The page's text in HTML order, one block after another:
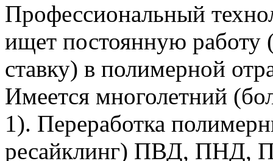
Профессиональный
ищет постоянную
ставку) в полимерной
Имеется многолетний
1). Переработка
ресайклинг) ПВД, ПНД,